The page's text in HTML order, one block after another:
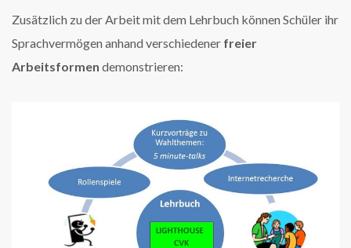
Zusätzlich zu der Arbeit mit dem Lehrbuch können Schüler ihr
Sprachvermögen anhand verschiedener freier
Arbeitsformen demonstrieren: